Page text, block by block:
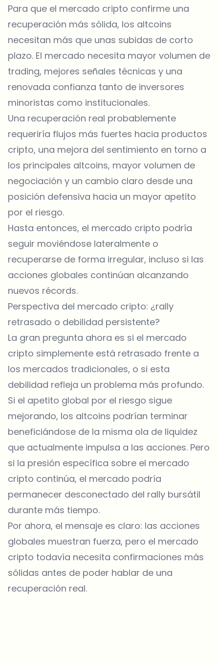
Para que el mercado cripto confirme una
recuperación más sólida, los altcoins
necesitan más que unas subidas de corto
plazo. El mercado necesita mayor volumen de
trading, mejores señales técnicas y una
renovada confianza tanto de inversores
minoristas como institucionales.
Una recuperación real probablemente
requeriría flujos más fuertes hacia productos
cripto, una mejora del sentimiento en torno a
los principales altcoins, mayor volumen de
negociación y un cambio claro desde una
posición defensiva hacia un mayor apetito
por el riesgo.
Hasta entonces, el mercado cripto podría
seguir moviéndose lateralmente o
recuperarse de forma irregular, incluso si las
acciones globales continúan alcanzando
nuevos récords.
Perspectiva del mercado cripto: ¿rally
retrasado o debilidad persistente?
La gran pregunta ahora es si el mercado
cripto simplemente está retrasado frente a
los mercados tradicionales, o si esta
debilidad refleja un problema más profundo.
Si el apetito global por el riesgo sigue
mejorando, los altcoins podrían terminar
beneficiándose de la misma ola de liquidez
que actualmente impulsa a las acciones. Pero
si la presión específica sobre el mercado
cripto continúa, el mercado podría
permanecer desconectado del rally bursátil
durante más tiempo.
Por ahora, el mensaje es claro: las acciones
globales muestran fuerza, pero el mercado
cripto todavía necesita confirmaciones más
sólidas antes de poder hablar de una
recuperación real.